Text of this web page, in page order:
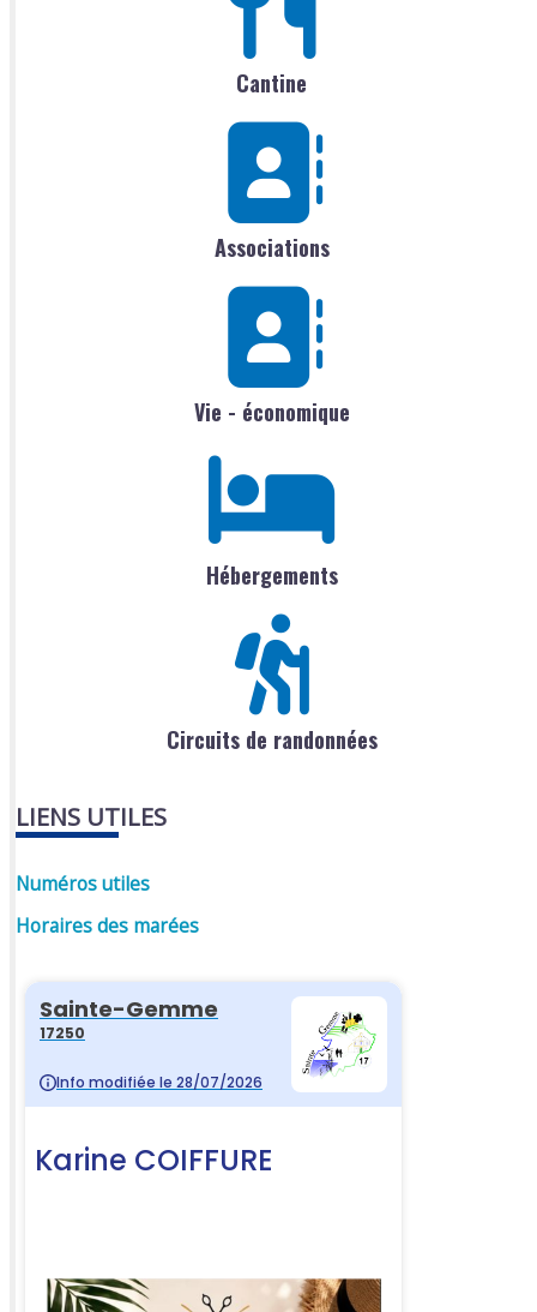
Cantine
Associations
Vie - économique
Hébergements
Circuits de randonnées
LIENS UTILES
Numéros utiles
Horaires des marées